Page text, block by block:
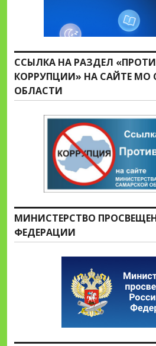
ССЫЛКА НА РАЗДЕЛ
КОРРУПЦИИ» НА САЙТЕ МО
ОБЛАСТИ
МИНИСТЕРСТВО
ФЕДЕРАЦИИ